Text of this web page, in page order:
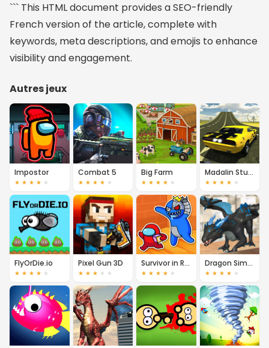
``` This HTML document provides a SEO-friendly
French version of the article, complete with
keywords, meta descriptions, and emojis to enhance
visibility and engagement.
Autres jeux
Impostor
★ ★ ★ ★ ★
Combat 5
★ ★ ★ ★ ★
Big Farm
★ ★ ★ ★ ★
Madalin Stunt Cars 2
★ ★ ★ ★ ★
FlyOrDie.io
★ ★ ★ ★ ★
Pixel Gun 3D
★ ★ ★ ★ ★
Survivor in Rainbow Monster
★ ★ ★ ★ ★
Dragon Simulator
★ ★ ★ ★ ★